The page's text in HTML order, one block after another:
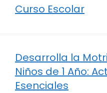
Curso Escolar
Desarrolla la
Niños de 1 Año:
Esenciales